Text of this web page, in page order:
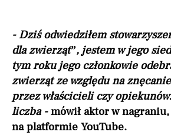
- Dziś odwiedziłem
dla zwierząt”, jestem w jego
tym roku jego członkowie
zwierząt ze względu na
przez właścicieli czy
liczba -mówił aktor w
na platformie YouTube.